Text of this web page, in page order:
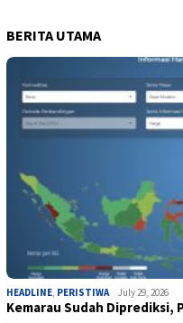
BERITA UTAMA
HEADLINE, PERISTIWA July 29, 2026
Kemarau Sudah